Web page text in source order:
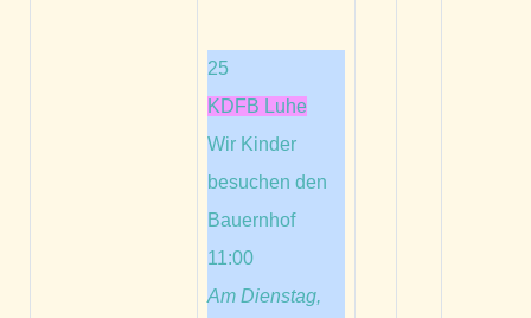
25
KDFB Luhe
Wir Kinder
besuchen den
Bauernhof
11:00
Am Dienstag,